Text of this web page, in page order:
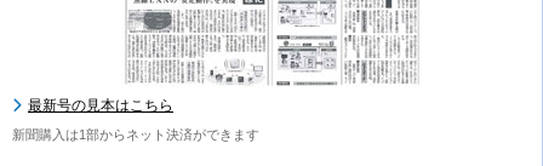
最新号の見本はこちら
新聞購入は1部からネット決済ができます